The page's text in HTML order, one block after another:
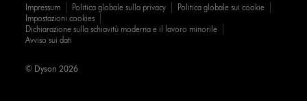
Impressum Politica globale sulla privacy
Politica globale sui cookie
Impostazioni cookies
Dichiarazione sulla schiavitù moderna e il lavoro minorile
Avviso sui dati
© Dyson 2026